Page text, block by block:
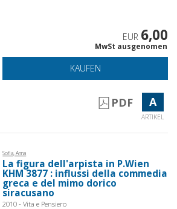
EUR 6,00
MwSt ausgenomen
KAUFEN
PDF A
ARTIKEL
Sofia, Anna
La figura dell'arpista in P.Wien
KHM 3877 : influssi della commedia
greca e del mimo dorico
siracusano
2010 - Vita e Pensiero